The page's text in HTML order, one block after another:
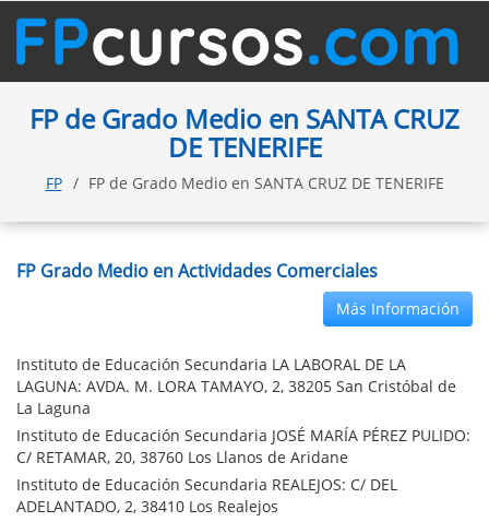
FP de Grado Medio en SANTA CRUZ
DE TENERIFE
FP FP de Grado Medio en SANTA CRUZ DE TENERIFE
FP Grado Medio en Actividades Comerciales
Más Información
Instituto de Educación Secundaria LA LABORAL DE LA
LAGUNA: AVDA. M. LORA TAMAYO, 2, 38205 San Cristóbal de
La Laguna
Instituto de Educación Secundaria JOSÉ MARÍA PÉREZ PULIDO:
C/ RETAMAR, 20, 38760 Los Llanos de Aridane
Instituto de Educación Secundaria REALEJOS: C/ DEL
ADELANTADO, 2, 38410 Los Realejos